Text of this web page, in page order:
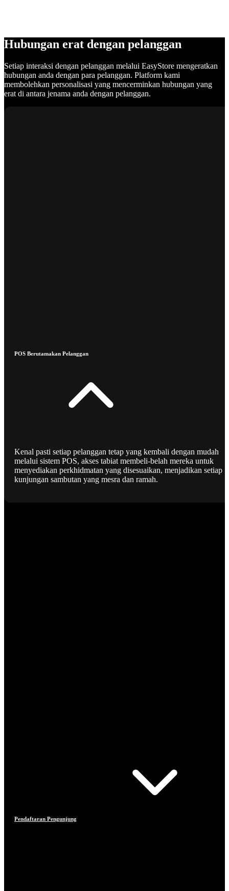
Hubungan erat dengan pelanggan
Setiap interaksi dengan pelanggan melalui EasyStore mengeratkan
hubungan anda dengan para pelanggan. Platform kami
membolehkan personalisasi yang mencerminkan hubungan yang
erat di antara jenama anda dengan pelanggan.
POS Berutamakan Pelanggan
Kenal pasti setiap pelanggan tetap yang kembali dengan mudah
melalui sistem POS, akses tabiat membeli-belah mereka untuk
menyediakan perkhidmatan yang disesuaikan, menjadikan setiap
kunjungan sambutan yang mesra dan ramah.
Pendaftaran Pengunjung